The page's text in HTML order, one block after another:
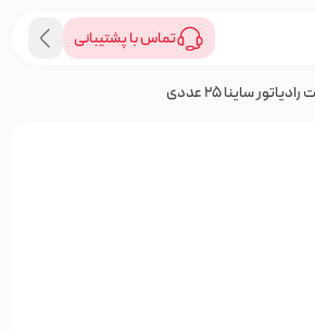
تماس با پشتیبانی
ساینا 25 عددی